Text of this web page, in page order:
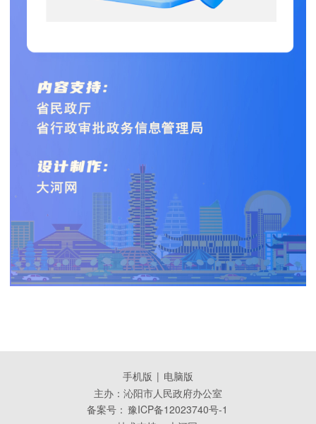
手机版 | 电脑版
主办：沁阳市人民政府办公室
备案号： 豫ICP备12023740号-1